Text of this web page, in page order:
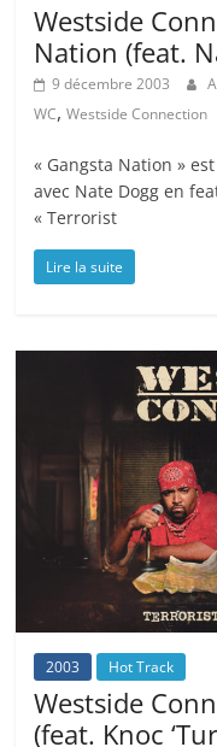
Westside
Nation (feat.
9 décembre 2003
WC,Westside Connection
« Gangsta Nation »
avec Nate Dogg en
« Terrorist
Lire la suite
2003 Hot Track
Westside
(feat. Knoc